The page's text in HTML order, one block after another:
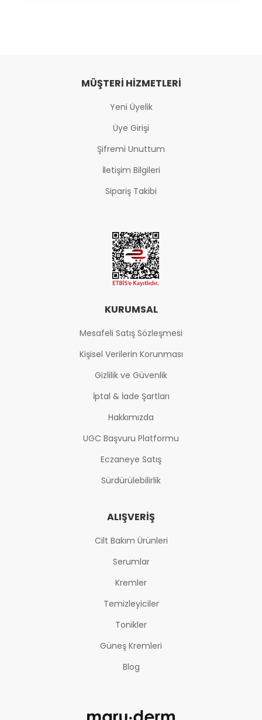
MÜŞTERI HIZMETLERI
Yeni Üyelik
Üye Girişi
Şifremi Unuttum
İletişim Bilgileri
Sipariş Takibi
KURUMSAL
Mesafeli Satış Sözleşmesi
Kişisel Verilerin Korunması
Gizlilik ve Güvenlik
İptal & İade Şartları
Hakkımızda
UGC Başvuru Platformu
Eczaneye Satış
Sürdürülebilirlik
ALIŞVERIŞ
Cilt Bakım Ürünleri
Serumlar
Kremler
Temizleyiciler
Tonikler
Güneş Kremleri
Blog